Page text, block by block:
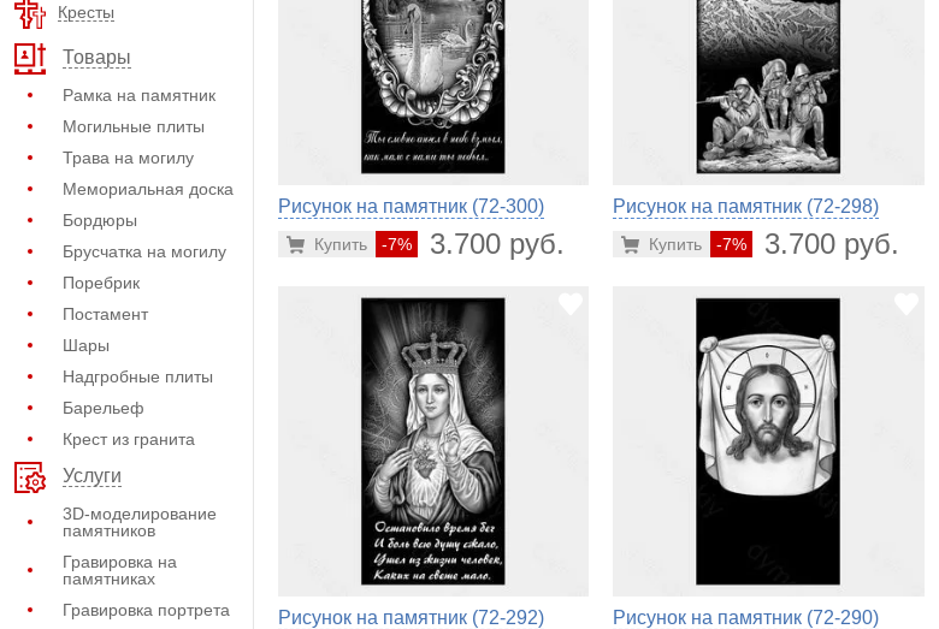
Кресты
Товары
Рамка на памятник
Могильные плиты
Трава на могилу
Мемориальная доска
Бордюры
Брусчатка на могилу
Поребрик
Постамент
Шары
Надгробные плиты
Барельеф
Крест из гранита
Услуги
3D-моделирование
памятников
Гравировка на
памятниках
Гравировка портрета
Рисунок на памятник (72-300)
-7% 3.700 руб.
Купить
Рисунок на памятник (72-298)
-7% 3.700 руб.
Купить
Рисунок на памятник (72-292) Рисунок на памятник (72-290)